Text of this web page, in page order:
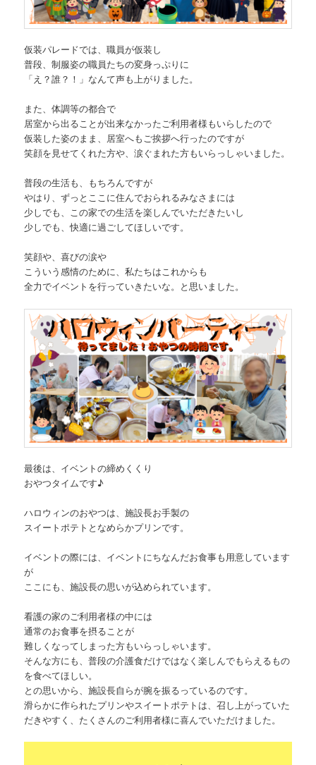
仮装パレードでは、職員が仮装し
普段、制服姿の職員たちの変身っぷりに
「え？誰？！」なんて声も上がりました。
また、体調等の都合で
居室から出ることが出来なかったご利用者様もいらしたので
仮装した姿のまま、居室へもご挨拶へ行ったのですが
笑顔を見せてくれた方や、涙ぐまれた方もいらっしゃいました。
普段の生活も、もちろんですが
やはり、ずっとここに住んでおられるみなさまには
少しでも、この家での生活を楽しんでいただきたいし
少しでも、快適に過ごしてほしいです。
笑顔や、喜びの涙や
こういう感情のために、私たちはこれからも
全力でイベントを行っていきたいな。と思いました。
最後は、イベントの締めくくり
おやつタイムです♪
ハロウィンのおやつは、施設長お手製の
スイートポテトとなめらかプリンです。
イベントの際には、イベントにちなんだお食事も用意しています
が
ここにも、施設長の思いが込められています。
看護の家のご利用者様の中には
通常のお食事を摂ることが
難しくなってしまった方もいらっしゃいます。
そんな方にも、普段の介護食だけではなく楽しんでもらえるもの
を食べてほしい。
との思いから、施設長自らが腕を振るっているのです。
滑らかに作られたプリンやスイートポテトは、召し上がっていた
だきやすく、たくさんのご利用者様に喜んでいただけました。